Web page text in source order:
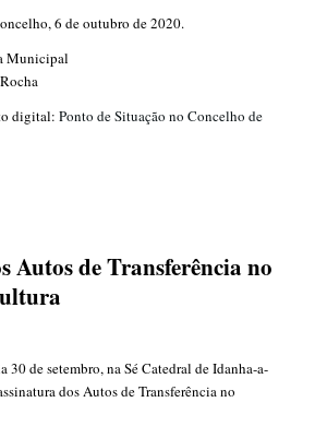
6 de outubro de 2020.
Municipal
digital: Ponto de Situação no Concelho de
Autos de Transferência no
30 de setembro, na Sé Catedral de Idanha-a-
dos Autos de Transferência no